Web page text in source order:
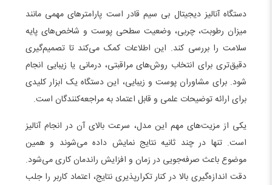
دستگاه آنالیز دیجیتال بی سیم قادر است پارامترهای مهمی مانند
میزان رطوبت، چربی، وضعیت سطحی پوست و شاخص‌های پایه
سلامت را بررسی کند. این اطلاعات کمک می‌کند تا تصمیم‌گیری
دقیق‌تری برای انتخاب روش‌های مراقبتی، درمانی یا زیبایی انجام
شود. برای مشاوران پوست و زیبایی، این دستگاه یک ابزار کلیدی
برای ارائه توضیحات علمی و قابل اعتماد به مراجعه‌کنندگان است.
یکی از مزیت‌های مهم این مدل، سرعت بالای آن در انجام آنالیز
است. تنها در چند ثانیه نتایج نمایش داده می‌شوند و همین
موضوع باعث صرفه‌جویی در زمان و افزایش راندمان کاری می‌شود.
دقت اندازه‌گیری بالا در کنار تکرارپذیری نتایج، اعتماد کاربر را جلب